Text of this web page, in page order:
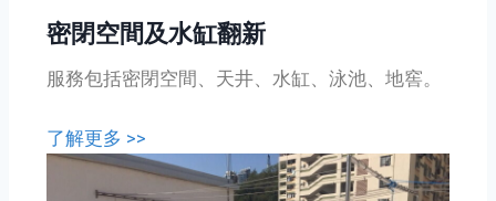
密閉空間及水缸翻新
服務包括密閉空間、天井、水缸、泳池、地窖。
了解更多 >>